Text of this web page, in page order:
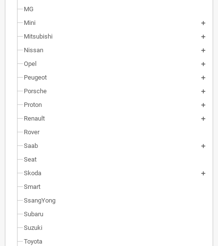
MG
Mini
Mitsubishi
Nissan
Opel
Peugeot
Porsche
Proton
Renault
Rover
Saab
Seat
Skoda
Smart
SsangYong
Subaru
Suzuki
Toyota